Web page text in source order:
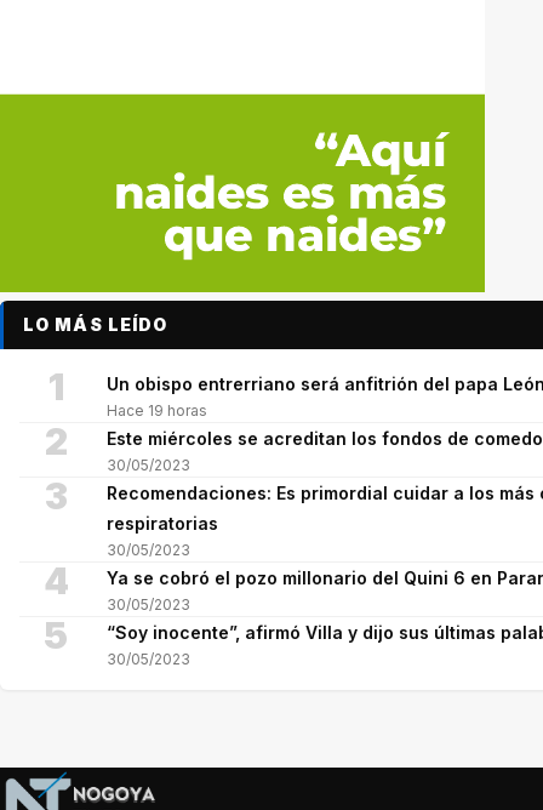
LO MÁS LEÍDO
1 Un obispo entrerriano será anfitrión del papa
Hace 19 horas
2 Este miércoles se acreditan los fondos de
30/05/2023
3
Recomendaciones: Es primordial cuidar a los
respiratorias
30/05/2023
4 Ya se cobró el pozo millonario del Quini 6 en
30/05/2023
5 “Soy inocente”, afirmó Villa y dijo sus últimas
30/05/2023